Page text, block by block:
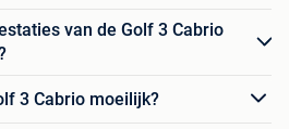
van de Golf 3 Cabrio
3 Cabrio moeilijk?